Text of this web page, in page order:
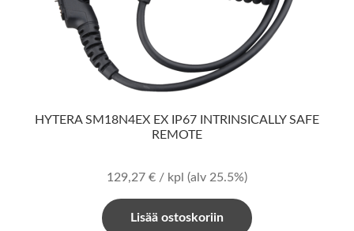
HYTERA SM18N4EX EX IP67 INTRINSICALLY SAFE
REMOTE
129,27 € / kpl (alv 25.5%)
Lisää ostoskoriin